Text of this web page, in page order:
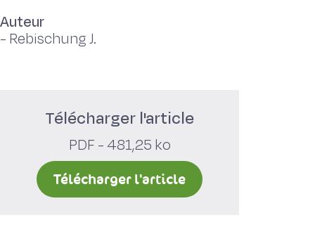
Auteur
- Rebischung J.
Télécharger l'article
PDF - 481,25 ko
Télécharger l'article